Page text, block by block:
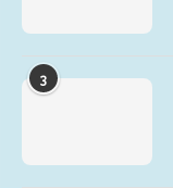
3